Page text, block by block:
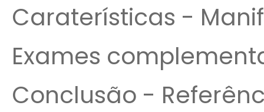
Caraterísticas -
Exames
Conclusão -